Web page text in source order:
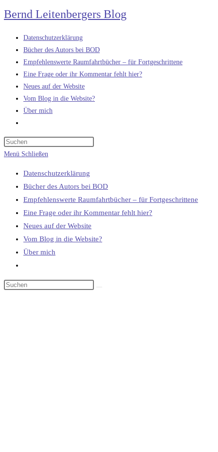
Zum
Inhalt
springen
Bernd Leitenbergers Blog
Datenschutzerklärung
Bücher des Autors bei BOD
Empfehlenswerte Raumfahrtbücher – für Fortgeschrittene
Eine Frage oder ihr Kommentar fehlt hier?
Neues auf der Website
Vom Blog in die Website?
Über mich
umschalten
Menü Schließen
Datenschutzerklärung
Bücher des Autors bei BOD
Empfehlenswerte Raumfahrtbücher – für Fortgeschrittene
Eine Frage oder ihr Kommentar fehlt hier?
Neues auf der Website
Vom Blog in die Website?
Über mich
umschalten